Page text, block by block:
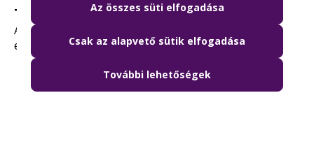
További tudnivalók
A jegyet ellenőrzéskor fel kell mutatni, és az
ellenőrzést végző személy kérésére át kell adni.
Az összes süti elfogadása
Csak az alapvető sütik elfogadása
További lehetőségek